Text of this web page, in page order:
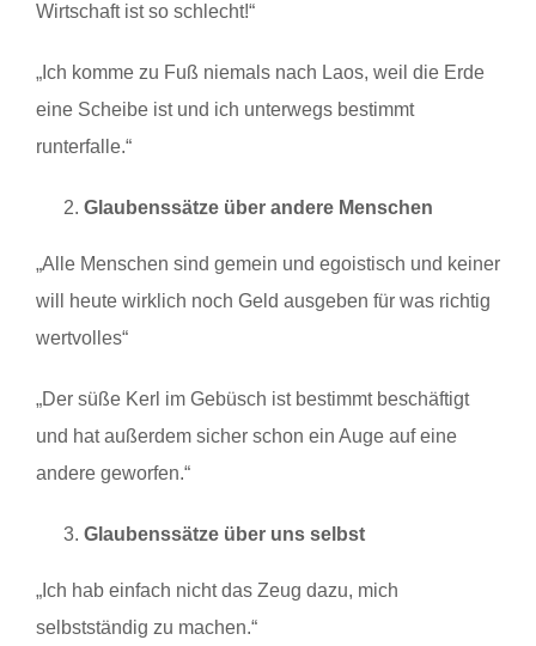
Wirtschaft ist so schlecht!“
„Ich komme zu Fuß niemals nach Laos, weil die Erde
eine Scheibe ist und ich unterwegs bestimmt
runterfalle.“
Glaubenssätze über andere Menschen
„Alle Menschen sind gemein und egoistisch und keiner
will heute wirklich noch Geld ausgeben für was richtig
wertvolles“
„Der süße Kerl im Gebüsch ist bestimmt beschäftigt
und hat außerdem sicher schon ein Auge auf eine
andere geworfen.“
Glaubenssätze über uns selbst
„Ich hab einfach nicht das Zeug dazu, mich
selbstständig zu machen.“